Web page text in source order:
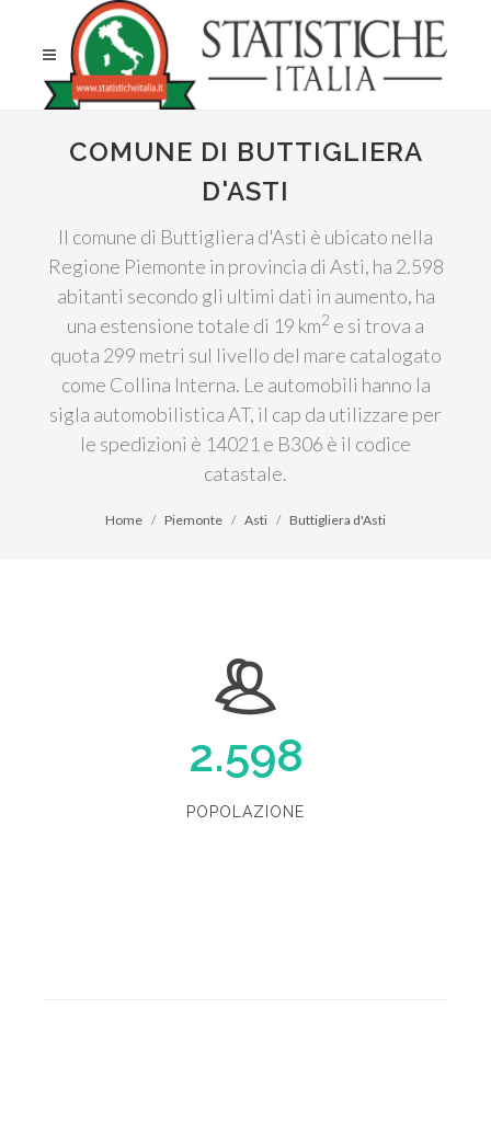
COMUNE DI BUTTIGLIERA
D'ASTI
Il comune di Buttigliera d'Asti è ubicato nella
Regione Piemonte in provincia di Asti, ha 2.598
abitanti secondo gli ultimi dati in aumento, ha
una estensione totale di 19 km2 e si trova a
quota 299 metri sul livello del mare catalogato
come Collina Interna. Le automobili hanno la
sigla automobilistica AT, il cap da utilizzare per
le spedizioni è 14021 e B306 è il codice
catastale.
Home Piemonte Asti Buttigliera d'Asti
2.598
POPOLAZIONE